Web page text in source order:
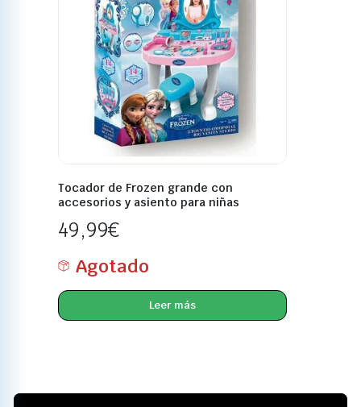
Tocador de Frozen grande con
accesorios y asiento para niñas
49,99€
Agotado
Leer más